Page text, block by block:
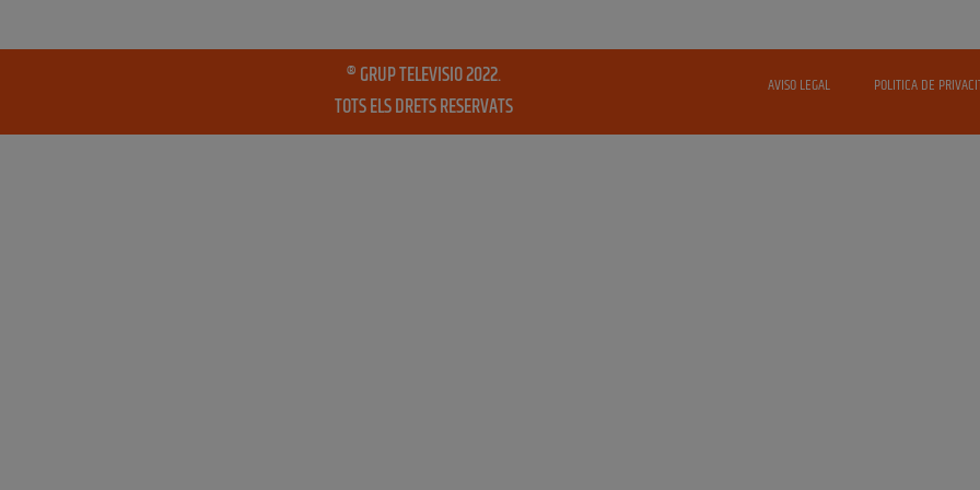
® GRUP TELEVISIO 2022.
TOTS ELS DRETS RESERVATS
AVISO LEGAL POLITICA DE